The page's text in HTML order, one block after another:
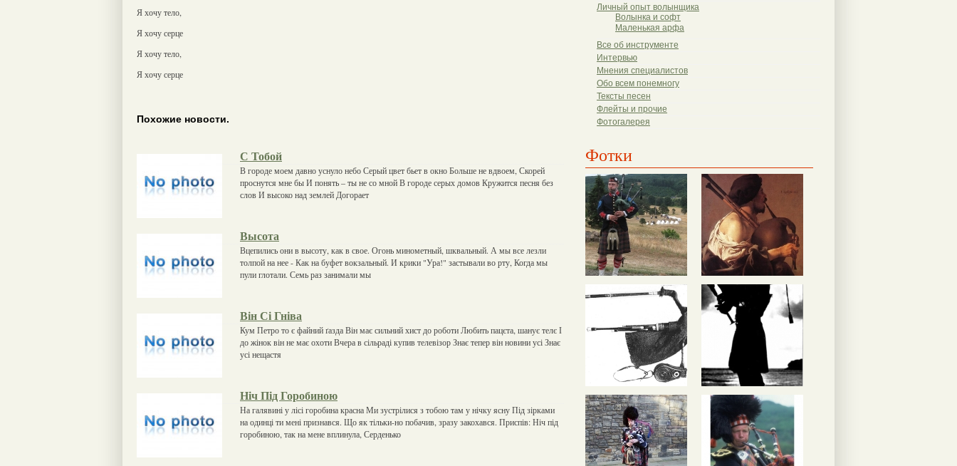
Личный опыт волынщика
Волынка и софт
Маленькая арфа
Все об инструменте
Интервью
Мнения специалистов
Обо всем понемногу
Тексты песен
Флейты и прочие
Фотогалерея
Фотки
Я хочу тело,
Я хочу серце
Я хочу тело,
Я хочу серце
Похожие новости.
С Тобой
В городе моем давно уснуло небо Серый цвет бьет в окно Больше не вдвоем, Скорей
проснутся мне бы И понять – ты не со мной В городе серых домов Кружится песня без
слов И высоко над землей Догорает
Высота
Вцепились они в высоту, как в свое. Огонь минометный, шквальный. А мы все лезли
толпой на нее - Как на буфет вокзальный. И крики "Ура!" застывали во рту, Когда мы
пули глотали. Семь раз занимали мы
Він Сі Гніва
Кум Петро то є файний ґазда Він має сильний хист до роботи Любить пацєта, шанує телє І
до жінок він не має охоти Вчера в сільраді купив телевізор Знає тепер він новини усі Знає
усі нещастя
Ніч Під Горобиною
На галявині у лісі горобина красна Ми зустрілися з тобою там у нічку ясну Під зірками
на одинці ти мені признався. Що як тільки-но побачив, зразу закохався. Приспів: Ніч під
горобиною, так на мене вплинула, Серденько